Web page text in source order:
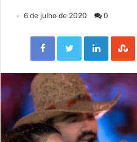
6 de julho de 2020 0
Facebook Twitter LinkedIn